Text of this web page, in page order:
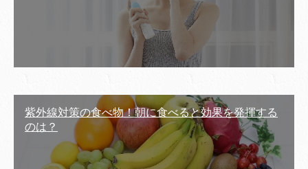
紫外線対策の食べ物！朝に食べると効果を発揮する
のは？